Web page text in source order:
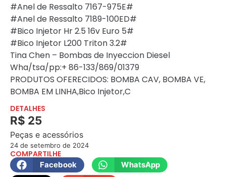
#Anel de Ressalto 7167-975E#
#Anel de Ressalto 7189-100ED#
#Bico Injetor Hr 2.5 16v Euro 5#
#Bico Injetor L200 Triton 3.2#
Tina Chen – Bombas de Inyeccion Diesel
Wha/tsa/pp:+ 86-133/869/01379
PRODUTOS OFERECIDOS: BOMBA CAV, BOMBA VE,
BOMBA EM LINHA,Bico Injetor,C
DETALHES
R$ 25
Peças e acessórios
24 de setembro de 2024
COMPARTILHE
Facebook
WhatsApp